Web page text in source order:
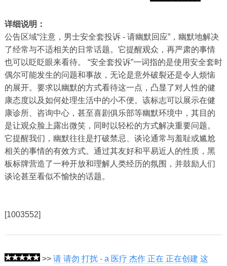
详细说明：
公告区域“注意，男士安全套投诉 - 请幽默回应”，幽默地解决
了经常与不适相关的日常话题。它提醒观众，再严肃的事情
也可以眨眨眼来看待。 “安全套投诉”一词指的是使用安全套时
偶尔可能发生的问题和事故，无论是意外破裂还是令人烦恼
的展开。要求以幽默的方式看待这一点，凸显了对人性的健
康态度以及如何处理生活中的小不便。该标志可以展示在健
康诊所、咨询中心，甚至喜剧俱乐部等幽默环境中，其目的
是让观众脸上露出微笑，同时以轻松的方式解决重要问题。
它提醒我们，幽默往往是打破禁忌、谈论通常与羞耻或尴尬
相关的事情的有效方式。通过其友好和平易近人的性质，黑
板标牌营造了一种开放和理解人类经历的氛围，并鼓励人们
谈论甚至看似不愉快的话题。
[1003552]
>> 请 请勿 打扰 - a 医疗 杰作 正在 正在创建 这